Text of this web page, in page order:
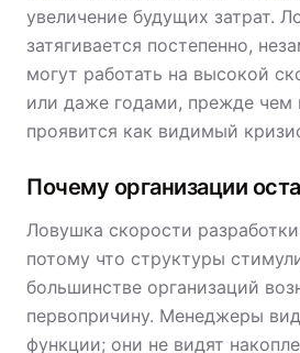
увеличение будущих затрат.
затягивается постепенно,
могут работать на высокой
или даже годами, прежде чем
проявится как видимый
Почему организации
Ловушка скорости
потому что структуры
большинстве организаций
первопричину. Менеджеры
функции; они не видят